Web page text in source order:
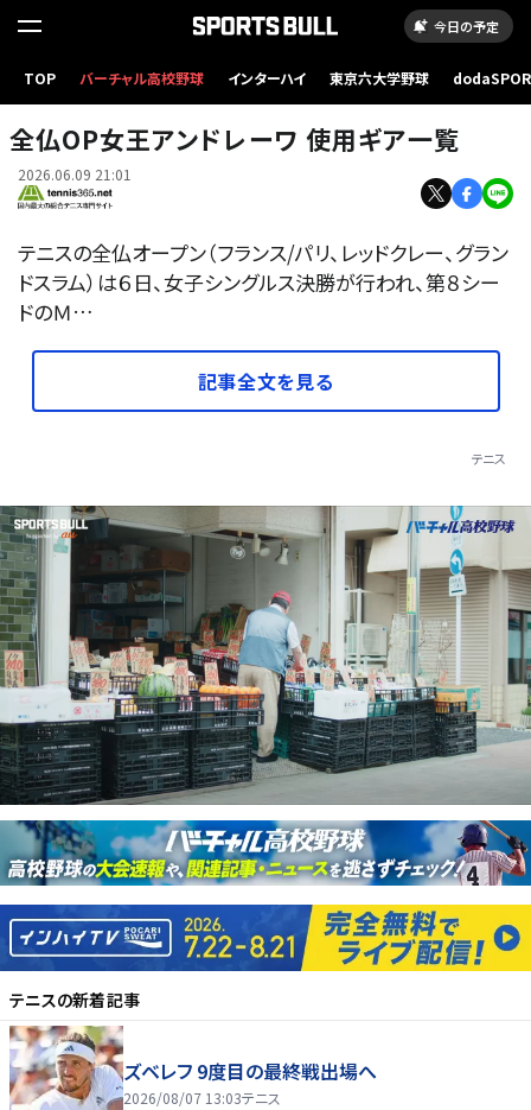
今日の予定
TOP バーチャル高校野球 インターハイ 東京六大学野球
全仏OP女王アンドレーワ 使用ギア一覧
2026.06.09 21:01
テニスの全仏オープン（フランス/パリ、レッドクレー、グラン
ドスラム）は６日、女子シングルス決勝が行われ、第８シー
ドのＭ…
記事全文を見る
テニス
テニスの新着記事
ズベレフ 9度目の最終戦出場へ
2026/08/07 13:03テニス